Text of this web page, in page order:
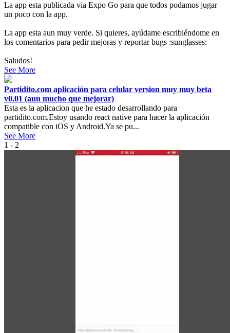
La app esta publicada via Expo Go para que todos podamos jugar
un poco con la app.
La app esta aun muy verde. Si quieres, ayúdame escribiéndome en
los comentarios para pedir mejoras y reportar bugs :sunglasses:
Saludos!
See More
Partidito.com aplicación para celular version muy muy beta
v0.01 (aun mucho que mejorar)
Esta es la aplicacion que he estado desarrollando para
partidito.com.Estoy usando react native para hacer la aplicación
compatible con iOS y Android.Ya se pu...
See More
1 - 2